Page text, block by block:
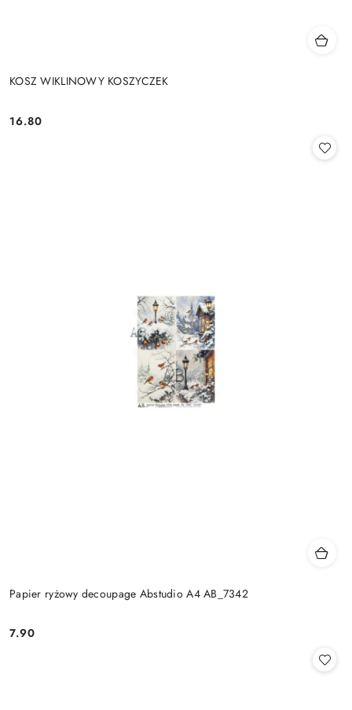
KOSZ WIKLINOWY KOSZYCZEK
Cena:
16.80
Papier ryżowy decoupage Abstudio A4 AB_7342
Cena:
7.90